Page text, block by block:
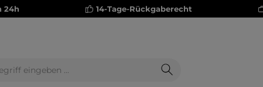
24h 14-Tage-Rückgaberecht